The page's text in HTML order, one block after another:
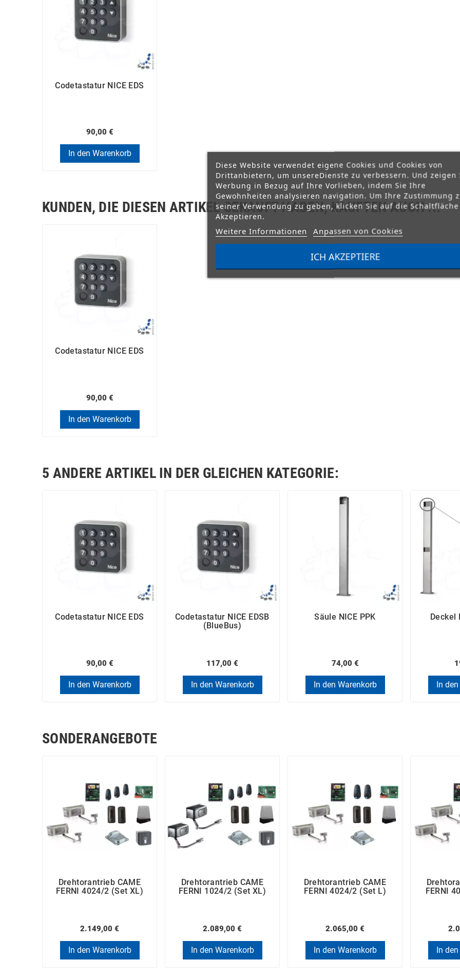
Codetastatur NICE EDS
90,00 €
In den Warenkorb
KUNDEN, DIE DIESEN ARTIKEL GEKAUFT HABEN, KAUFTEN AUCH ...
Codetastatur NICE EDS
90,00 €
In den Warenkorb
5 ANDERE ARTIKEL IN DER GLEICHEN KATEGORIE:
Codetastatur NICE EDS
90,00 €
In den Warenkorb
Codetastatur NICE EDSB
(BlueBus)
117,00 €
In den Warenkorb
Säule NICE PPK
74,00 €
In den Warenkorb
Deckel
In
SONDERANGEBOTE
Drehtorantrieb CAME
FERNI 4024/2 (Set XL)
2.149,00 €
In den Warenkorb
Drehtorantrieb CAME
FERNI 1024/2 (Set XL)
2.089,00 €
In den Warenkorb
Drehtorantrieb CAME
FERNI 4024/2 (Set L)
2.065,00 €
In den Warenkorb
FERNI
In
Diese Website verwendet eigene Cookies und Cookies von
Drittanbietern, um unsereDienste zu verbessern. Und zeigen
Werbung in Bezug auf Ihre Vorlieben, indem Sie Ihre
Gewohnheiten analysieren navigation. Um Ihre Zustimmung
seiner Verwendung zu geben, klicken Sie auf die Schaltfläche
Akzeptieren.
Weitere Informationen Anpassen von Cookies
ICH AKZEPTIERE